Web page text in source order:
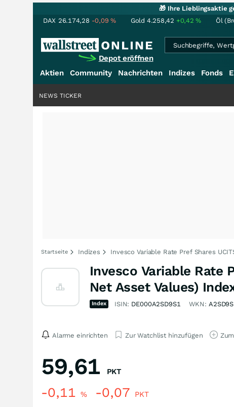
🎁 Ihre Lieblingsaktie
DAX 26.174,28 -0,09% Gold 4.258,42 +0,42% Öl
Depot eröffnen
Aktien
Community Nachrichten Indizes Fonds
NEWS TICKER
Startseite Indizes Invesco Variable Rate Pref Shares
Invesco Variable Rate
Net Asset Values)
Index ISIN: DE000A2SD9S1 WKN: A2SD9S
Alarme einrichten Zur Watchlist hinzufügen
59,61 PKT
-0,11 % -0,07 PKT